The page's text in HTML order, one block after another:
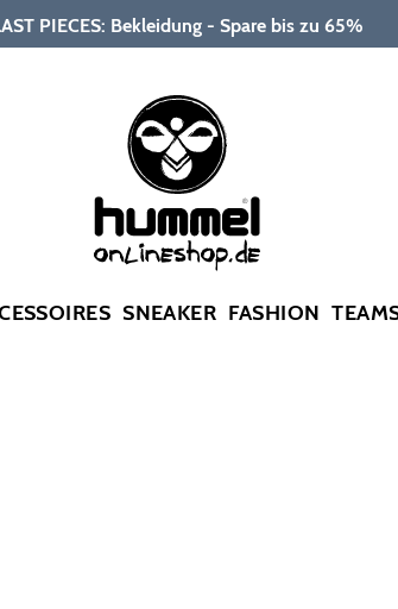
PIECES: Bekleidung - Spare bis zu 65%
SNEAKER FASHION